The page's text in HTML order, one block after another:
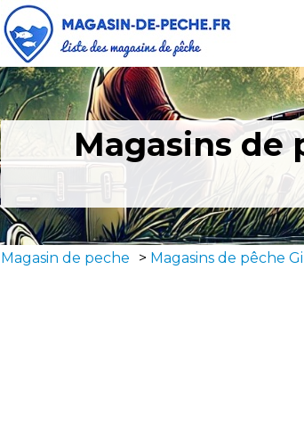
Magasins de
Magasin de peche > Magasins de pêche